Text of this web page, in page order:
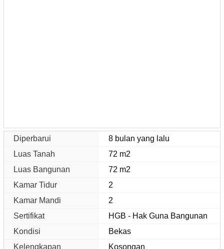
Diperbarui
8 bulan yang lalu
Luas Tanah
72 m2
Luas Bangunan
72 m2
Kamar Tidur
2
Kamar Mandi
2
Sertifikat
HGB - Hak Guna Bangunan
Kondisi
Bekas
Kelengkapan
Kosongan